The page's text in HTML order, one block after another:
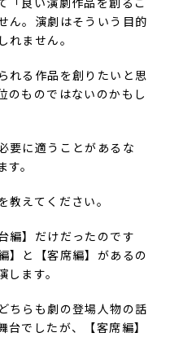
ん。演劇はそういう目的
ません。
れる作品を創りたいと思
のものではないのかもし
要に適うことがあるな
。
えてください。
編】だけだったのです
】と【客席編】があるの
ます。
ちらも劇の登場人物の話
でしたが、【客席編】